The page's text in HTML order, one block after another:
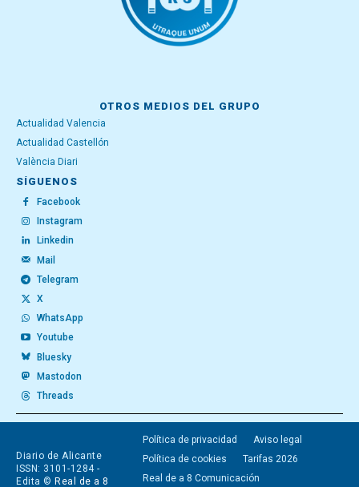
OTROS MEDIOS DEL GRUPO
Actualidad Valencia
Actualidad Castellón
València Diari
SÍGUENOS
Facebook
Instagram
Linkedin
Mail
Telegram
X
WhatsApp
Youtube
Bluesky
Mastodon
Threads
Diario de Alicante
ISSN: 3101-1284 -
Edita © Real de a 8
Política de privacidad
Aviso legal
Política de cookies
Tarifas 2026
Real de a 8 Comunicación